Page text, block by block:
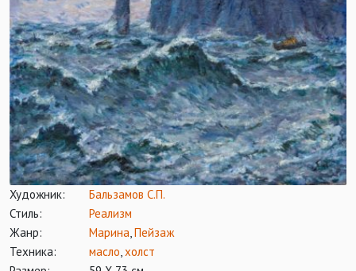
Художник:
Бальзамов С.П.
Стиль:
Реализм
Жанр:
Марина,Пейзаж
Техника:
масло,холст